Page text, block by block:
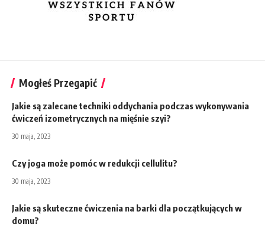
Mogłeś Przegapić
Jakie są zalecane techniki oddychania podczas wykonywania
ćwiczeń izometrycznych na mięśnie szyi?
30 maja, 2023
Czy joga może pomóc w redukcji cellulitu?
30 maja, 2023
Jakie są skuteczne ćwiczenia na barki dla początkujących w
domu?